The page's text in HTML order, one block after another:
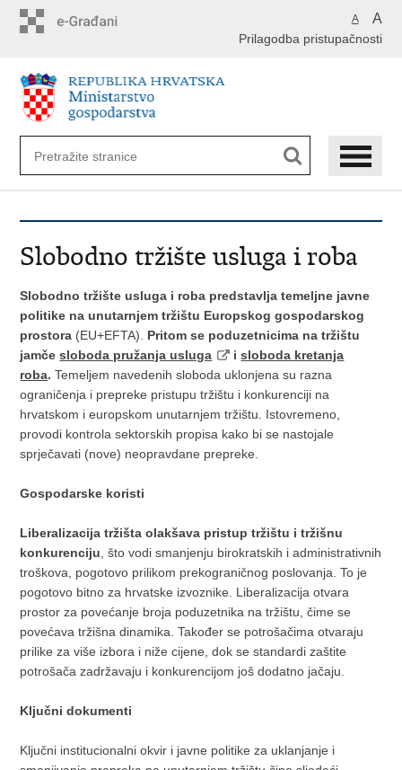
A A
Prilagodba pristupačnosti
Slobodno tržište usluga i roba
Slobodno tržište usluga i roba predstavlja temeljne javne
politike na unutarnjem tržištu Europskog gospodarskog
prostora (EU+EFTA). Pritom se poduzetnicima na tržištu
jamčesloboda pružanja usluga isloboda kretanja
roba.Temeljem navedenih sloboda uklonjena su razna
ograničenja i prepreke pristupu tržištu i konkurenciji na
hrvatskom i europskom unutarnjem tržištu. Istovremeno,
provodi kontrola sektorskih propisa kako bi se nastojale
sprječavati (nove) neopravdane prepreke.
Gospodarske koristi
Liberalizacija tržišta olakšava pristup tržištu i tržišnu
konkurenciju , što vodi smanjenju birokratskih i administrativnih
troškova, pogotovo prilikom prekograničnog poslovanja. To je
pogotovo bitno za hrvatske izvoznike. Liberalizacija otvara
prostor za povećanje broja poduzetnika na tržištu, čime se
povećava tržišna dinamika. Također se potrošačima otvaraju
prilike za više izbora i niže cijene, dok se standardi zaštite
potrošača zadržavaju i konkurencijom još dodatno jačaju.
Ključni dokumenti
Ključni institucionalni okvir i javne politike za uklanjanje i